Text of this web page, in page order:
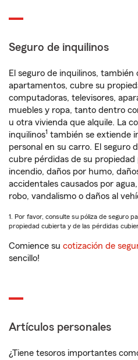
Seguro de inquilinos
El seguro de inquilinos,
apartamentos, cubre su
computadoras, televisores,
muebles y ropa, tanto dentro
u otra vivienda que alquile. La
inquilinos1 también se extiende
personal en su carro. El seguro
cubre pérdidas de su propiedad
incendio, daños por humo,
accidentales causados por
robo, vandalismo o daños al
1. Por favor, consulte su póliza de seguro
propiedad cubierta y de las pérdidas
Comience su cotización de
sencillo!
Artículos personales
¿Tiene tesoros importantes